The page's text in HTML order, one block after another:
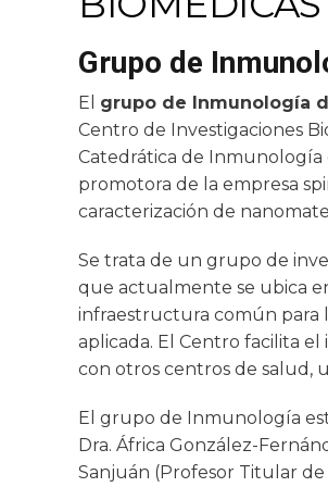
Grupo de
El grupo de Inmunología
Centro de Investigaciones
Catedrática de Inmunología
promotora de la empresa
caracterización de
Se trata de un grupo de
que actualmente se ubica
infraestructura común para
aplicada. El Centro facilita
con otros centros de salud,
El grupo de Inmunología
Dra. África González-
Sanjuán (Profesor Titular